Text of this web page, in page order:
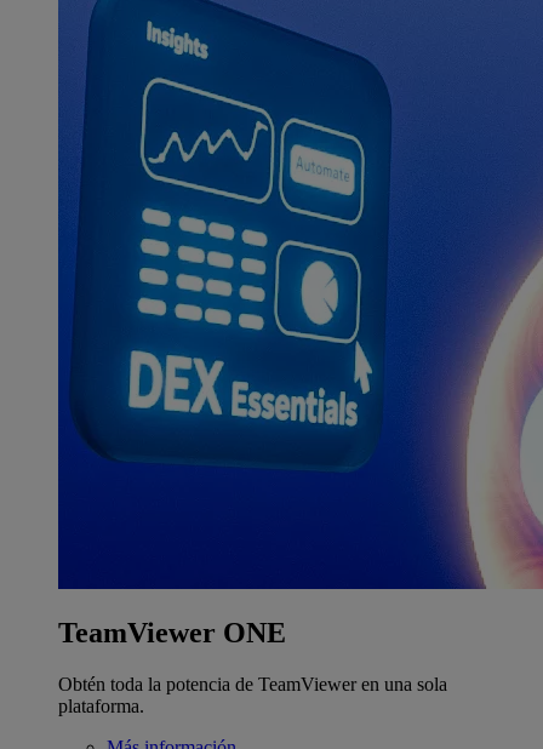
TeamViewer ONE
Obtén toda la potencia de TeamViewer en una sola
plataforma.